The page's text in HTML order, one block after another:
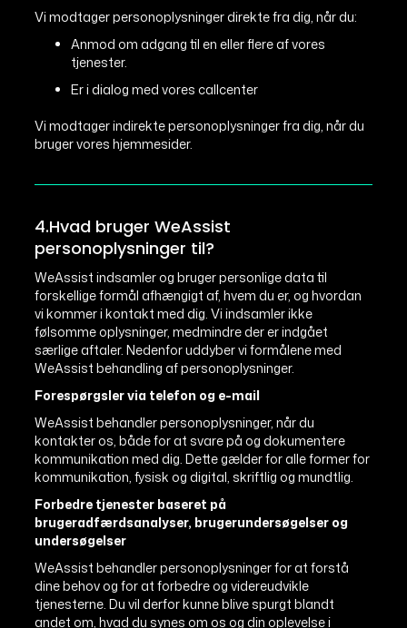
Vi modtager personoplysninger direkte fra dig, når du:
Anmod om adgang til en eller flere af vores
tjenester.
Er i dialog med vores callcenter
Vi modtager indirekte personoplysninger fra dig, når du
bruger vores hjemmesider.
4.Hvad bruger WeAssist
personoplysninger til?
WeAssist indsamler og bruger personlige data til
forskellige formål afhængigt af, hvem du er, og hvordan
vi kommer i kontakt med dig. Vi indsamler ikke
følsomme oplysninger, medmindre der er indgået
særlige aftaler. Nedenfor uddyber vi formålene med
WeAssist behandling af personoplysninger.
Forespørgsler via telefon og e-mail
WeAssist behandler personoplysninger, når du
kontakter os, både for at svare på og dokumentere
kommunikation med dig. Dette gælder for alle former for
kommunikation, fysisk og digital, skriftlig og mundtlig.
Forbedre tjenester baseret på
brugeradfærdsanalyser, brugerundersøgelser og
undersøgelser
WeAssist behandler personoplysninger for at forstå
dine behov og for at forbedre og videreudvikle
tjenesterne. Du vil derfor kunne blive spurgt blandt
andet om, hvad du synes om os og din oplevelse i